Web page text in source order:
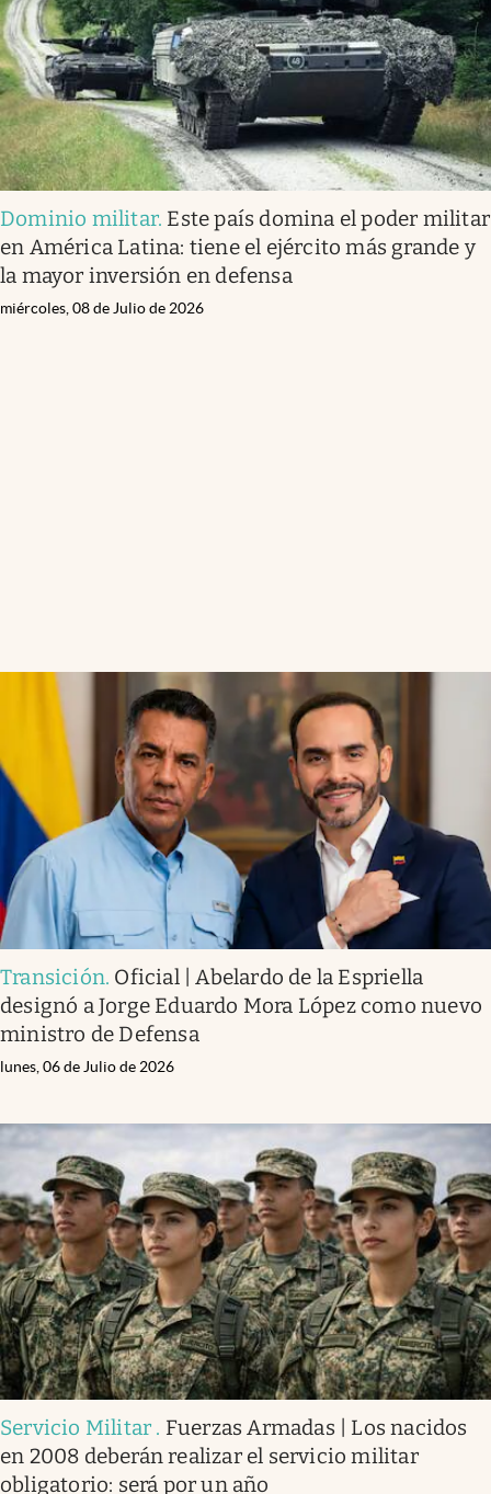
Dominio militar. Este país domina el poder militar
en América Latina: tiene el ejército más grande y
la mayor inversión en defensa
miércoles, 08 de Julio de 2026
Transición. Oficial | Abelardo de la Espriella
designó a Jorge Eduardo Mora López como nuevo
ministro de Defensa
lunes, 06 de Julio de 2026
Servicio Militar . Fuerzas Armadas | Los nacidos
en 2008 deberán realizar el servicio militar
obligatorio: será por un año